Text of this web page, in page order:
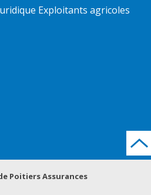
Exploitants agricoles
Poitiers Assurances